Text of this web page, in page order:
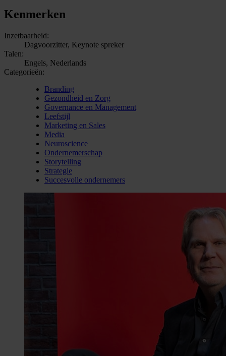
Kenmerken
Inzetbaarheid:
Dagvoorzitter, Keynote spreker
Talen:
Engels, Nederlands
Categorieën:
Branding
Gezondheid en Zorg
Governance en Management
Leefstijl
Marketing en Sales
Media
Neuroscience
Ondernemerschap
Storytelling
Strategie
Succesvolle ondernemers